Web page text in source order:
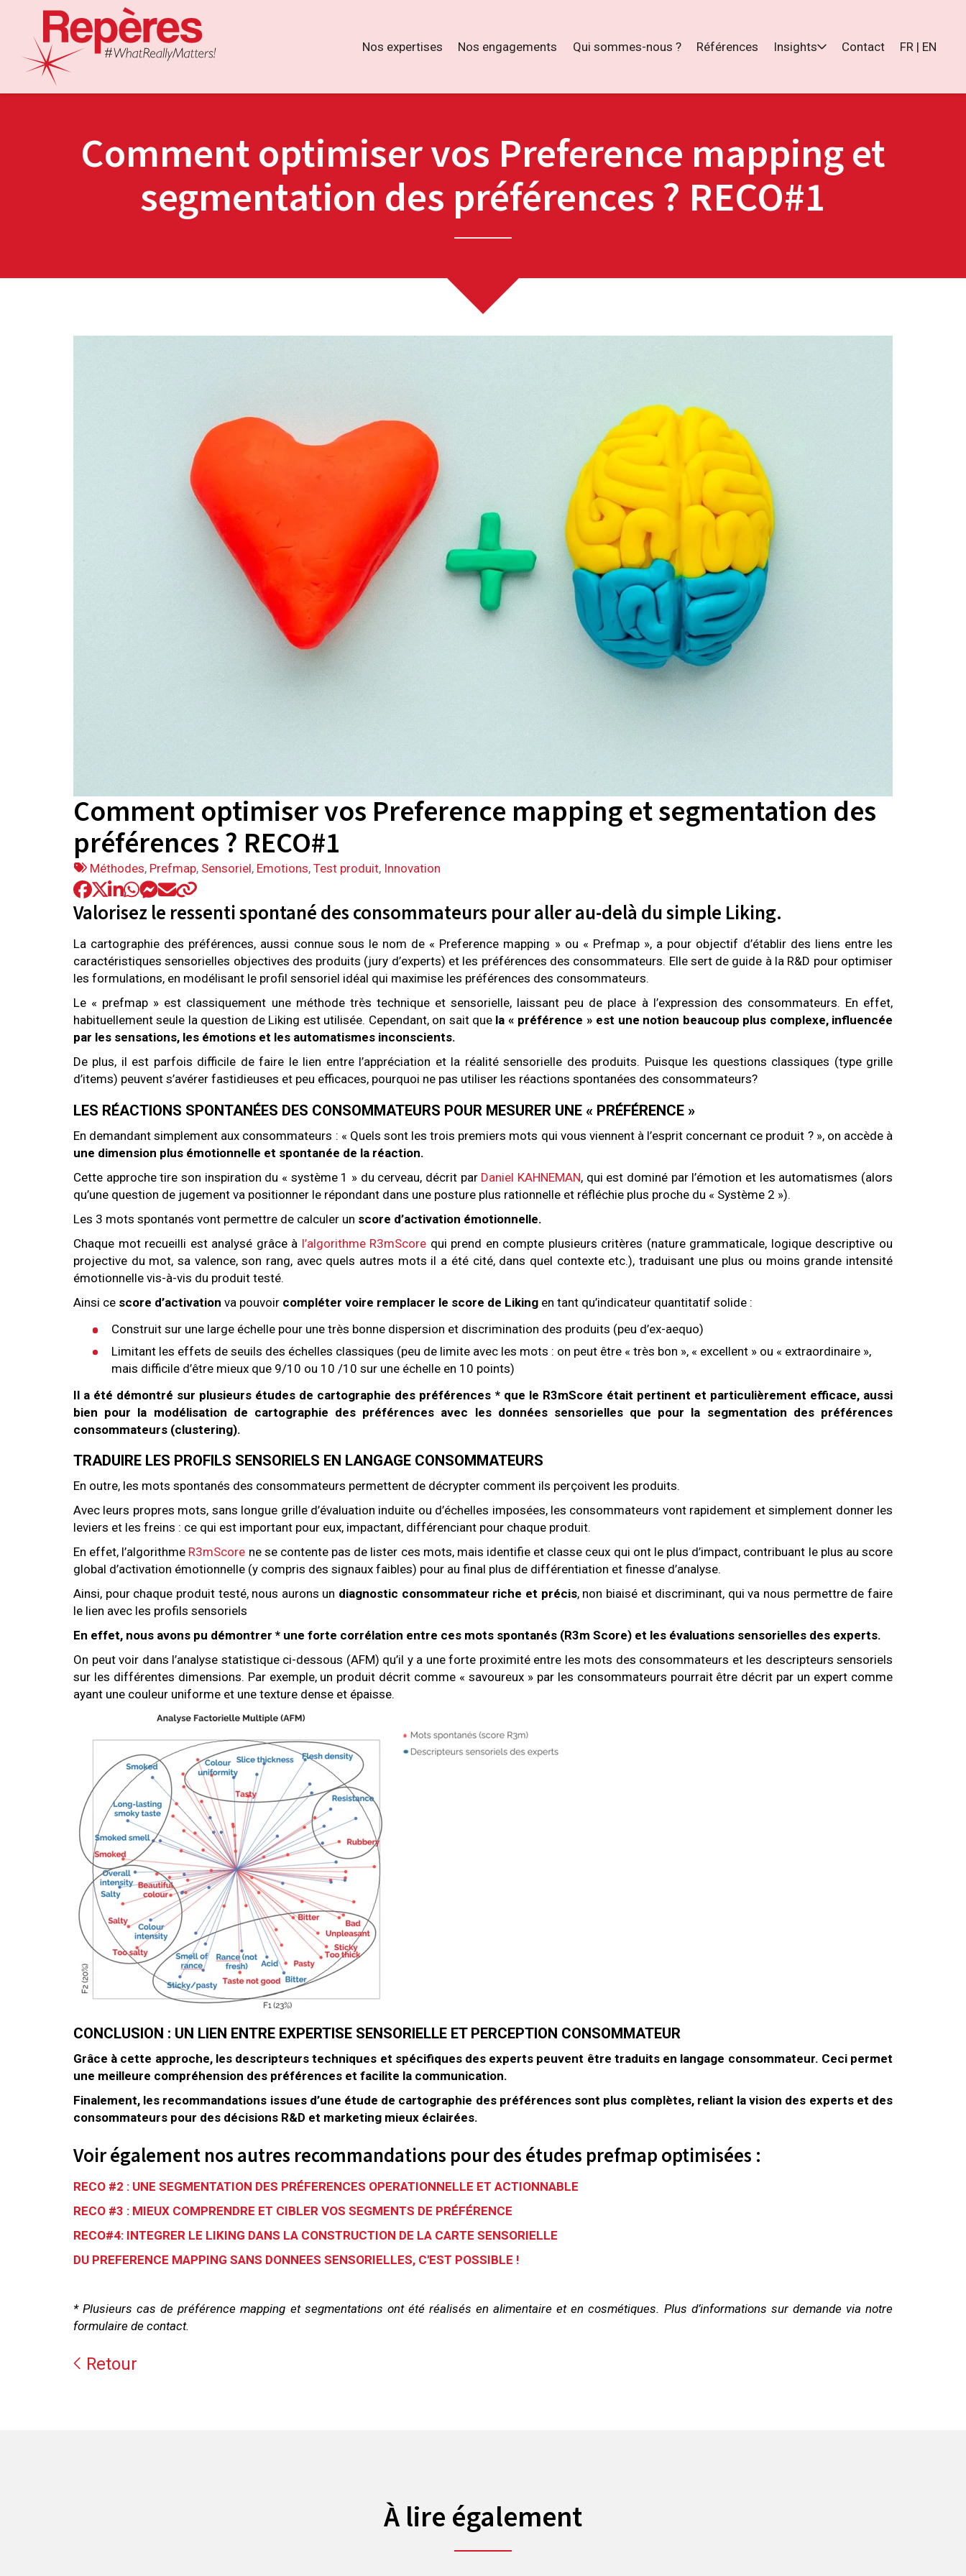
Nos expertises Nos engagements Qui sommes-nous ? Références Insights Contact FR | EN
Comment optimiser vos Preference mapping et
segmentation des préférences ? RECO#1
Comment optimiser vos Preference mapping et segmentation des
préférences ? RECO#1
Tags
:
Méthodes, Prefmap, Sensoriel, Emotions,Test produit, Innovation
Valorisez le ressenti spontané des consommateurs pour aller au-delà du simple Liking.
La cartographie des préférences, aussi connue sous le nom de « Preference mapping » ou « Prefmap », a pour objectif d’établir des liens entre les
caractéristiques sensorielles objectives des produits (jury d’experts) et les préférences des consommateurs. Elle sert de guide à la R&D pour optimiser
les formulations, en modélisant le profil sensoriel idéal qui maximise les préférences des consommateurs.
Le « prefmap » est classiquement une méthode très technique et sensorielle, laissant peu de place à l’expression des consommateurs. En effet,
habituellement seule la question de Liking est utilisée. Cependant, on sait que la « préférence » est une notion beaucoup plus complexe, influencée
par les sensations, les émotions et les automatismes inconscients.
De plus, il est parfois difficile de faire le lien entre l’appréciation et la réalité sensorielle des produits. Puisque les questions classiques (type grille
d’items) peuvent s’avérer fastidieuses et peu efficaces, pourquoi ne pas utiliser les réactions spontanées des consommateurs?
LES RÉACTIONS SPONTANÉES DES CONSOMMATEURS POUR MESURER UNE « PRÉFÉRENCE »
En demandant simplement aux consommateurs : « Quels sont les trois premiers mots qui vous viennent à l’esprit concernant ce produit ? », on accède à
une dimension plus émotionnelle et spontanée de la réaction.
Cette approche tire son inspiration du « système 1 » du cerveau, décrit par Daniel KAHNEMAN, qui est dominé par l’émotion et les automatismes (alors
qu’une question de jugement va positionner le répondant dans une posture plus rationnelle et réfléchie plus proche du « Système 2 »).
Les 3 mots spontanés vont permettre de calculer un score d’activation émotionnelle.
Chaque mot recueilli est analysé grâce à l’algorithme R3mScore qui prend en compte plusieurs critères (nature grammaticale, logique descriptive ou
projective du mot, sa valence, son rang, avec quels autres mots il a été cité, dans quel contexte etc.), traduisant une plus ou moins grande intensité
émotionnelle vis-à-vis du produit testé.
Ainsi ce score d’activation va pouvoir compléter voire remplacer le score de Liking en tant qu’indicateur quantitatif solide :
Construit sur une large échelle pour une très bonne dispersion et discrimination des produits (peu d’ex-aequo)
Limitant les effets de seuils des échelles classiques (peu de limite avec les mots : on peut être « très bon », « excellent » ou « extraordinaire »,
mais difficile d’être mieux que 9/10 ou 10 /10 sur une échelle en 10 points)
Il a été démontré sur plusieurs études de cartographie des préférences * que le R3mScore était pertinent et particulièrement efficace, aussi
bien pour la modélisation de cartographie des préférences avec les données sensorielles que pour la segmentation des préférences
consommateurs (clustering).
TRADUIRE LES PROFILS SENSORIELS EN LANGAGE CONSOMMATEURS
En outre, les mots spontanés des consommateurs permettent de décrypter comment ils perçoivent les produits.
Avec leurs propres mots, sans longue grille d’évaluation induite ou d’échelles imposées, les consommateurs vont rapidement et simplement donner les
leviers et les freins : ce qui est important pour eux, impactant, différenciant pour chaque produit.
En effet, l’algorithme R3mScore ne se contente pas de lister ces mots, mais identifie et classe ceux qui ont le plus d’impact, contribuant le plus au score
global d’activation émotionnelle (y compris des signaux faibles) pour au final plus de différentiation et finesse d’analyse.
Ainsi, pour chaque produit testé, nous aurons un diagnostic consommateur riche et précis, non biaisé et discriminant, qui va nous permettre de faire
le lien avec les profils sensoriels
En effet, nous avons pu démontrer * une forte corrélation entre ces mots spontanés (R3m Score) et les évaluations sensorielles des experts.
On peut voir dans l’analyse statistique ci-dessous (AFM) qu’il y a une forte proximité entre les mots des consommateurs et les descripteurs sensoriels
sur les différentes dimensions. Par exemple, un produit décrit comme « savoureux » par les consommateurs pourrait être décrit par un expert comme
ayant une couleur uniforme et une texture dense et épaisse.
CONCLUSION : UN LIEN ENTRE EXPERTISE SENSORIELLE ET PERCEPTION CONSOMMATEUR
Grâce à cette approche, les descripteurs techniques et spécifiques des experts peuvent être traduits en langage consommateur. Ceci permet
une meilleure compréhension des préférences et facilite la communication.
Finalement, les recommandations issues d’une étude de cartographie des préférences sont plus complètes, reliant la vision des experts et des
consommateurs pour des décisions R&D et marketing mieux éclairées.
Voir également nos autres recommandations pour des études prefmap optimisées :
RECO #2 : UNE SEGMENTATION DES PRÉFERENCES OPERATIONNELLE ET ACTIONNABLE
RECO #3 : MIEUX COMPRENDRE ET CIBLER VOS SEGMENTS DE PRÉFÉRENCE
RECO#4: INTEGRER LE LIKING DANS LA CONSTRUCTION DE LA CARTE SENSORIELLE
DU PREFERENCE MAPPING SANS DONNEES SENSORIELLES, C'EST POSSIBLE !
* Plusieurs cas de préférence mapping et segmentations ont été réalisés en alimentaire et en cosmétiques. Plus d’informations sur demande via notre
formulaire de contact.
Retour
À lire également